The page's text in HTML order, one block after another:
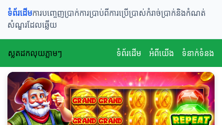
ទំព័រដើមការបញ្ចេញប្រាក់ការប្រាប់ពីការប្រើប្រាស់កំរាច់ប្រាក់និងកំណត់
សំណួរដែលឆ្លើយ
ស្លតដកលុយភ្លាមៗ ទំព័រដើម អំពីយើង ទំនាក់ទំនង